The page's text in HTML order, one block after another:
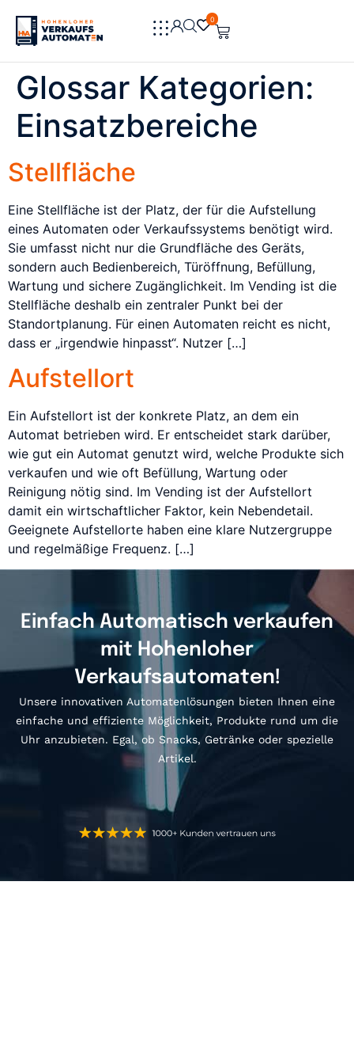
0
0
Glossar Kategorien:
Einsatzbereiche
Stellfläche
Eine Stellfläche ist der Platz, der für die Aufstellung
eines Automaten oder Verkaufssystems benötigt wird.
Sie umfasst nicht nur die Grundfläche des Geräts,
sondern auch Bedienbereich, Türöffnung, Befüllung,
Wartung und sichere Zugänglichkeit. Im Vending ist die
Stellfläche deshalb ein zentraler Punkt bei der
Standortplanung. Für einen Automaten reicht es nicht,
dass er „irgendwie hinpasst“. Nutzer […]
Aufstellort
Ein Aufstellort ist der konkrete Platz, an dem ein
Automat betrieben wird. Er entscheidet stark darüber,
wie gut ein Automat genutzt wird, welche Produkte sich
verkaufen und wie oft Befüllung, Wartung oder
Reinigung nötig sind. Im Vending ist der Aufstellort
damit ein wirtschaftlicher Faktor, kein Nebendetail.
Geeignete Aufstellorte haben eine klare Nutzergruppe
und regelmäßige Frequenz. […]
Einfach Automatisch verkaufen
mit Hohenloher
Verkaufsautomaten!
Unsere innovativen Automatenlösungen bieten Ihnen eine
einfache und effiziente Möglichkeit, Produkte rund um die
Uhr anzubieten. Egal, ob Snacks, Getränke oder spezielle
Artikel.